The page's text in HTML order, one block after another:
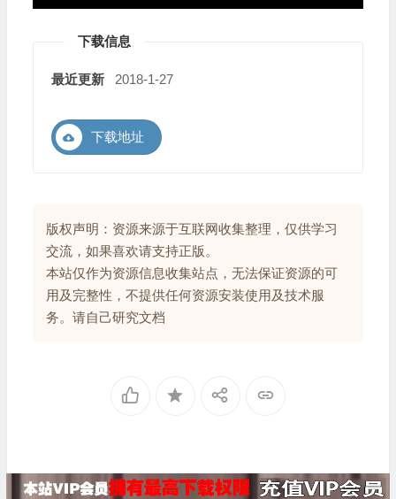
下载信息
最近更新 2018-1-27
下载地址
版权声明：资源来源于互联网收集整理，仅供学习
交流，如果喜欢请支持正版。
本站仅作为资源信息收集站点，无法保证资源的可
用及完整性，不提供任何资源安装使用及技术服
务。请自己研究文档